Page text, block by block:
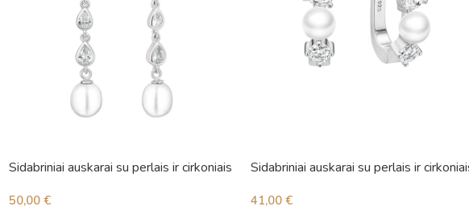
Sidabriniai auskarai su perlais ir cirkoniais
50,00 €
Sidabriniai auskarai su perlais ir
41,00 €